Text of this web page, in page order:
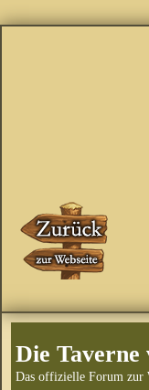
Die Taverne
Das offizielle Forum zur